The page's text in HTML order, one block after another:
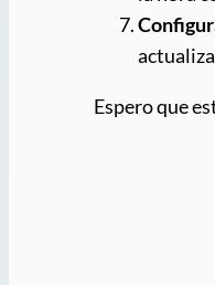
Espero que